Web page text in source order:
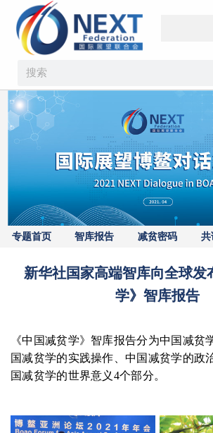
专题首页 智库报告 减贫密码 共
新华社国家高端智库向全球发
学》智库报告
《中国减贫学》智库报告分为中国减贫
国减贫学的实践操作、中国减贫学的政
国减贫学的世界意义4个部分。